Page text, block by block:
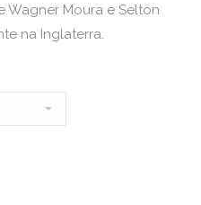
Wagner Moura e Selton
na Inglaterra.